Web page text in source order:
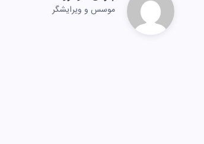
موسس و ویرایشگر